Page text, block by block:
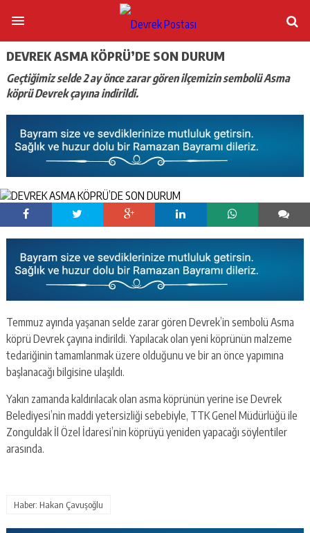
DEVREK ASMA KÖPRÜ’DE SON DURUM
Geçtiğimiz selde 2 ay önce zarar gören ilçemizin sembolü Asma
köprü Devrek çayına indirildi.
Temmuz ayında yaşanan selde zarar gören Devrek’in sembolü Asma
köprü Devrek çayına indirildi. Yapılacak olan yeni köprünün malzeme
tedariğinin tamamlanmak üzere olduğunu ve bir an önce yapımına
başlanacağı bilgisine ulaşıldı.
Yakın zamanda kaldırılacak olan asma köprünün yerine ise Devrek
Belediyesi’nin maddi yetersizliği sebebiyle, TTK Genel Müdürlüğü ile
Zonguldak İl Özel İdaresi’nin köprüyü yeniden yapacağı söylentiler
arasında.
Haber: Hakan Çavuşoğlu